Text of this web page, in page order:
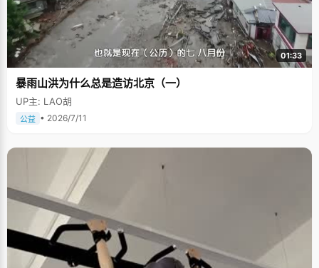
01:33
暴雨山洪为什么总是造访北京（一）
UP主: LAO胡
公益 • 2026/7/11